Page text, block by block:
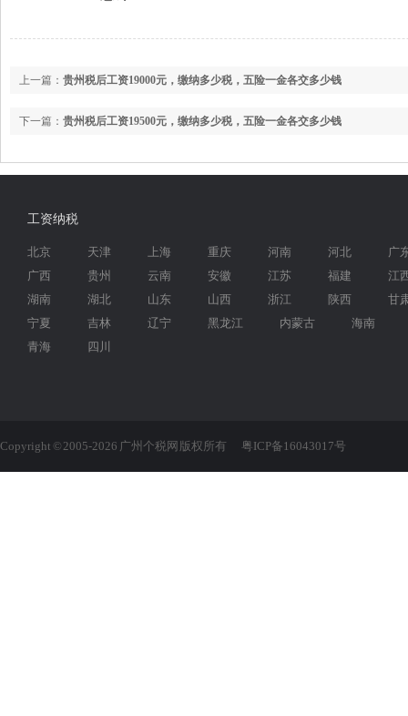
上一篇： 贵州税后工资19000元，缴纳多少税，五险一金各交多少钱
下一篇： 贵州税后工资19500元，缴纳多少税，五险一金各交多少钱
工资纳税
北京 天津 上海 重庆 河南 河北
广
广西
贵州 云南 安徽 江苏 福建
江
湖南
湖北 山东 山西 浙江 陕西
甘
宁夏
吉林 辽宁 黑龙江 内蒙古
海南
青海
四川
Copyright © 2005-2026 广州个税网 版权所有 粤ICP备16043017号